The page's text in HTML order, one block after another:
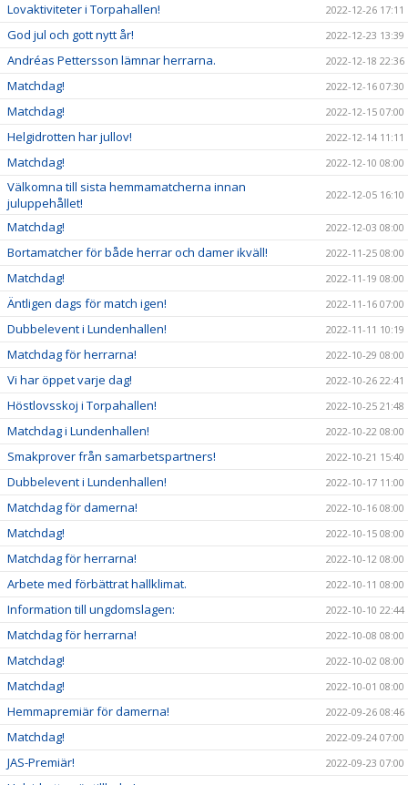
Lovaktiviteter i Torpahallen! 2022-12-26 17:11
God jul och gott nytt år! 2022-12-23 13:39
Andréas Pettersson lämnar herrarna. 2022-12-18 22:36
Matchdag! 2022-12-16 07:30
Matchdag! 2022-12-15 07:00
Helgidrotten har jullov! 2022-12-14 11:11
Matchdag! 2022-12-10 08:00
Välkomna till sista hemmamatcherna innan
juluppehållet!
2022-12-05 16:10
Matchdag! 2022-12-03 08:00
Bortamatcher för både herrar och damer ikväll! 2022-11-25 08:00
Matchdag! 2022-11-19 08:00
Äntligen dags för match igen! 2022-11-16 07:00
Dubbelevent i Lundenhallen! 2022-11-11 10:19
Matchdag för herrarna! 2022-10-29 08:00
Vi har öppet varje dag! 2022-10-26 22:41
Höstlovsskoj i Torpahallen! 2022-10-25 21:48
Matchdag i Lundenhallen! 2022-10-22 08:00
Smakprover från samarbetspartners! 2022-10-21 15:40
Dubbelevent i Lundenhallen! 2022-10-17 11:00
Matchdag för damerna! 2022-10-16 08:00
Matchdag! 2022-10-15 08:00
Matchdag för herrarna! 2022-10-12 08:00
Arbete med förbättrat hallklimat. 2022-10-11 08:00
Information till ungdomslagen: 2022-10-10 22:44
Matchdag för herrarna! 2022-10-08 08:00
Matchdag! 2022-10-02 08:00
Matchdag! 2022-10-01 08:00
Hemmapremiär för damerna! 2022-09-26 08:46
Matchdag! 2022-09-24 07:00
JAS-Premiär! 2022-09-23 07:00